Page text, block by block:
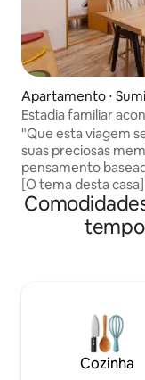
Apartamento ⋅
Estadia familiar
ama a beleza ex-
"Que esta viagem
suas preciosas
pensamento
[O tema desta
um grupo grande
para as crianças" A
jantar, com
como uma "base
encantar seus
adultos se reúnem
compartilhamCozinha